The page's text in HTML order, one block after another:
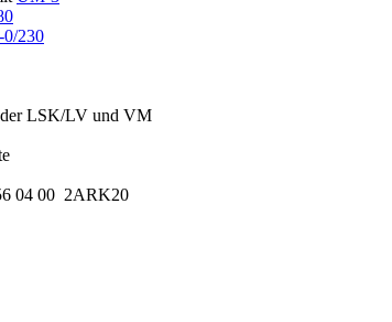
230
LSK/LV und VM
04 00 2ARK20